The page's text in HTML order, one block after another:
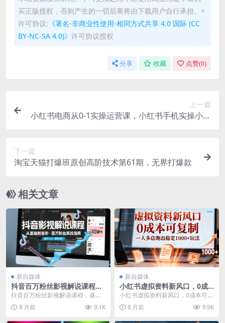
买正版授权，否则产生的一切后果将由下载用户自行承担。<
许可协议: 《署名-非商业性使用-相同方式共享 4.0 国际 (CC
BY-NC-SA 4.0)》 许可协议授权
分享 收藏 点赞(0)
上一篇
小红书电商从0-1实操运营课，小红书手机实操小红
下一篇
淘宝天猫打爆班原创高阶技术第61期，无界打爆款
相关文章
新自媒体
抖音百万粉丝影视解说课程，
基础到进阶课，适合新手和进
阶学习
抖音百万粉丝影视解说课程，基础
到进阶课，适合新手和进阶学习 课
程介绍 抖音百万粉...
8 月前 9.1K
新自媒体
小红书虚拟资料新风口，0成
本可复制，一人多店跑出稳定
1000+玩法
小红书虚拟资料新风口，0成本可复
制，一人多店跑出稳定1000+玩法
课程下载：
8 月前 9.9K